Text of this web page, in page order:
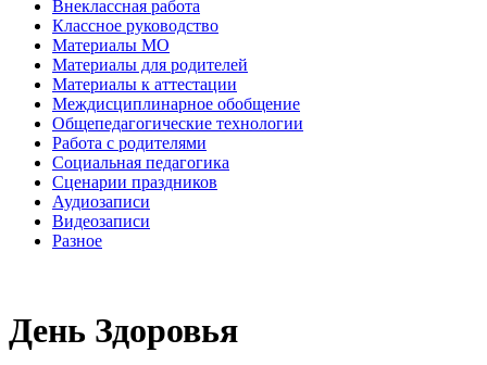
Внеклассная работа
Классное руководство
Материалы МО
Материалы для родителей
Материалы к аттестации
Междисциплинарное обобщение
Общепедагогические технологии
Работа с родителями
Социальная педагогика
Сценарии праздников
Аудиозаписи
Видеозаписи
Разное
День Здоровья